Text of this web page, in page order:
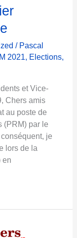
/ Pascal
2021, Elections,
et Vice-
Chers amis
au poste de
(PRM) par le
je
lors de la
en